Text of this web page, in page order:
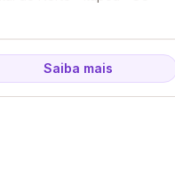
Saiba mais